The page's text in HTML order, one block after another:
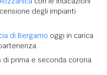
degli impianti
di Bergamo oggi in carica
di prima e seconda corona